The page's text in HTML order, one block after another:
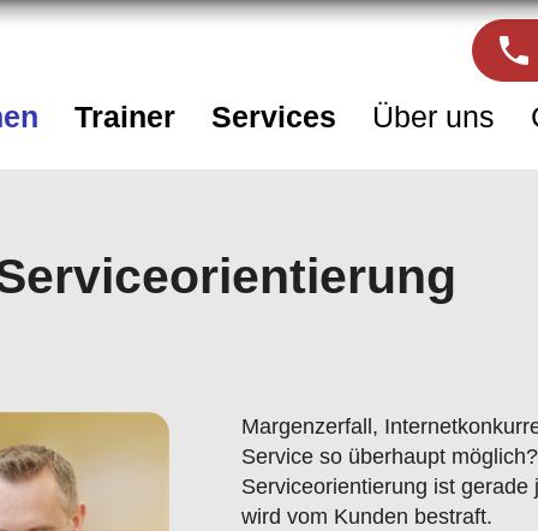
Trainer Services Über uns
Margenzerfall,
Service so überhaupt
Serviceorientierung ist
wird vom Kunden bestraft.